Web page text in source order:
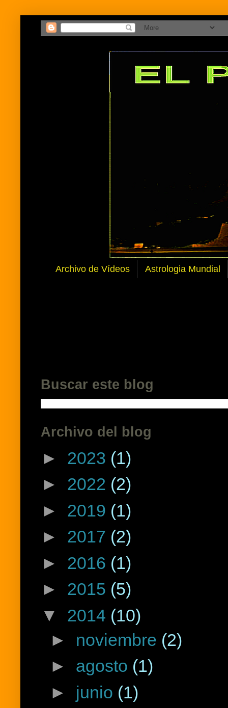
Archivo de Vídeos Astrologia Mundial
Buscar este blog
Archivo del blog
► 2023 (1)
► 2022 (2)
► 2019 (1)
► 2017 (2)
► 2016 (1)
► 2015 (5)
▼ 2014 (10)
► noviembre (2)
► agosto (1)
► junio (1)